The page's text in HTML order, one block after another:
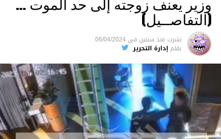
(التفاصــيل)
نشرت منذ سنتين فى 06/04/2024
بقلم إدارة التحرير